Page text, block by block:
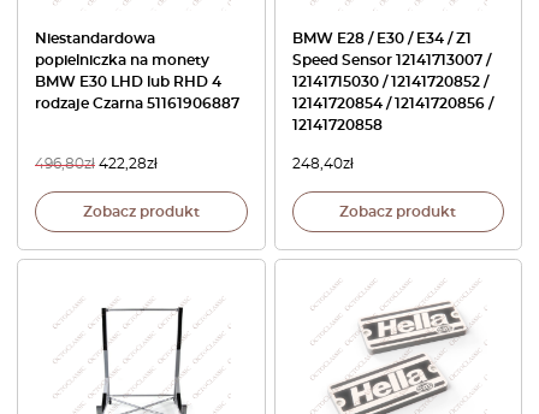
Niestandardowa
popielniczka na monety
BMW E30 LHD lub RHD 4
rodzaje Czarna 51161906887
496,80zł 422,28zł
Zobacz produkt
BMW E28 / E30 / E34 / Z1
Speed Sensor 12141713007 /
12141715030 / 12141720852 /
12141720854 / 12141720856 /
12141720858
248,40zł
Zobacz produkt